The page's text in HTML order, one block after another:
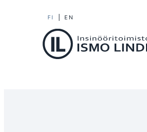
sisältöön
FI EN
Il-machinery